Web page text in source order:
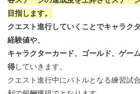
目指します。
クエスト進行していくことでキャラク
経験値や、
キャラクターカード、ゴールド、ゲー
得していきます。
クエスト進行中にバトルとなる練習試